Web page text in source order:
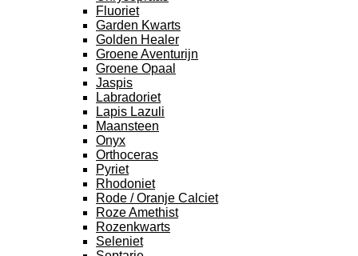
Fluoriet
Garden Kwarts
Golden Healer
Groene Aventurijn
Groene Opaal
Jaspis
Labradoriet
Lapis Lazuli
Maansteen
Onyx
Orthoceras
Pyriet
Rhodoniet
Rode / Oranje Calciet
Roze Amethist
Rozenkwarts
Seleniet